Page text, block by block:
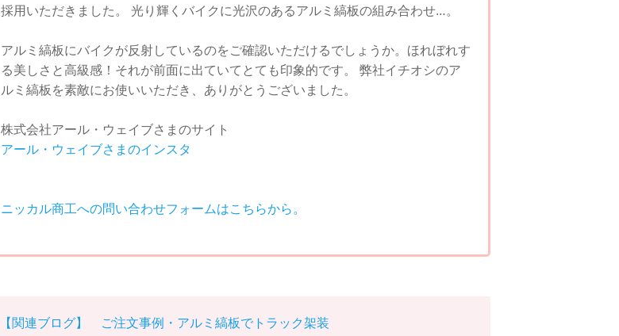
採用いただきました。 光り輝くバイクに光沢のあるアルミ縞板の組み合わせ…。
アルミ縞板にバイクが反射しているのをご確認いただけるでしょうか。ほれぼれす
る美しさと高級感！それが前面に出ていてとても印象的です。 弊社イチオシのア
ルミ縞板を素敵にお使いいただき、ありがとうございました。
株式会社アール・ウェイブさまのサイト
アール・ウェイブさまのインスタ
ニッカル商工への問い合わせフォームはこちらから。
【関連ブログ】 ご注文事例・アルミ縞板でトラック架装